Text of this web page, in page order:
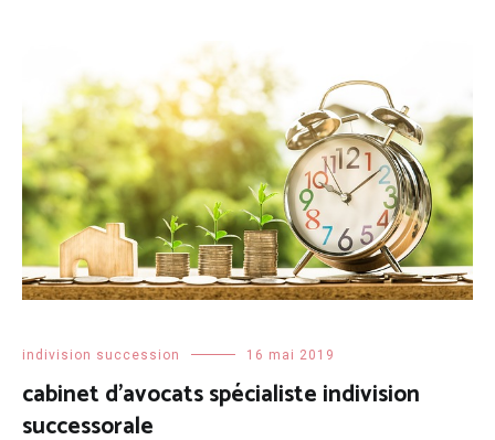
indivision succession 16 mai 2019
cabinet d’avocats spécialiste indivision
successorale